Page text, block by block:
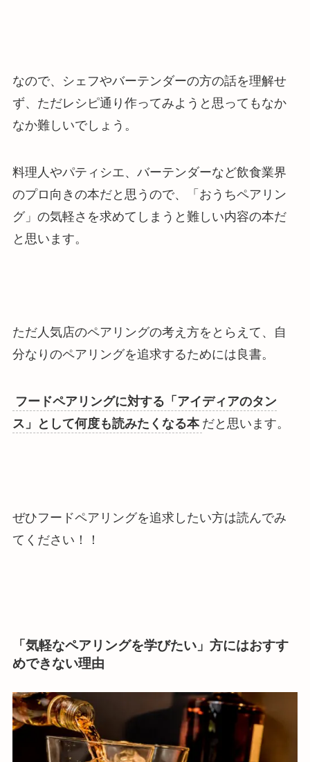
なので、シェフやバーテンダーの方の話を理解せ
ず、ただレシピ通り作ってみようと思ってもなか
なか難しいでしょう。
料理人やパティシエ、バーテンダーなど飲食業界
のプロ向きの本だと思うので、
「おうちペアリン
グ」の気軽さを求めてしまうと難しい内容の本だ
と思います。
ただ人気店のペアリングの考え方をとらえて、自
分なりのペアリングを追求するためには良書。
フードペアリングに対する「アイディアのタン
ス」として何度も読みたくなる本 だと思います。
ぜひフードペアリングを追求したい方は読んでみ
てください！！
「気軽なペアリングを学びたい」方にはおすす
めできない理由